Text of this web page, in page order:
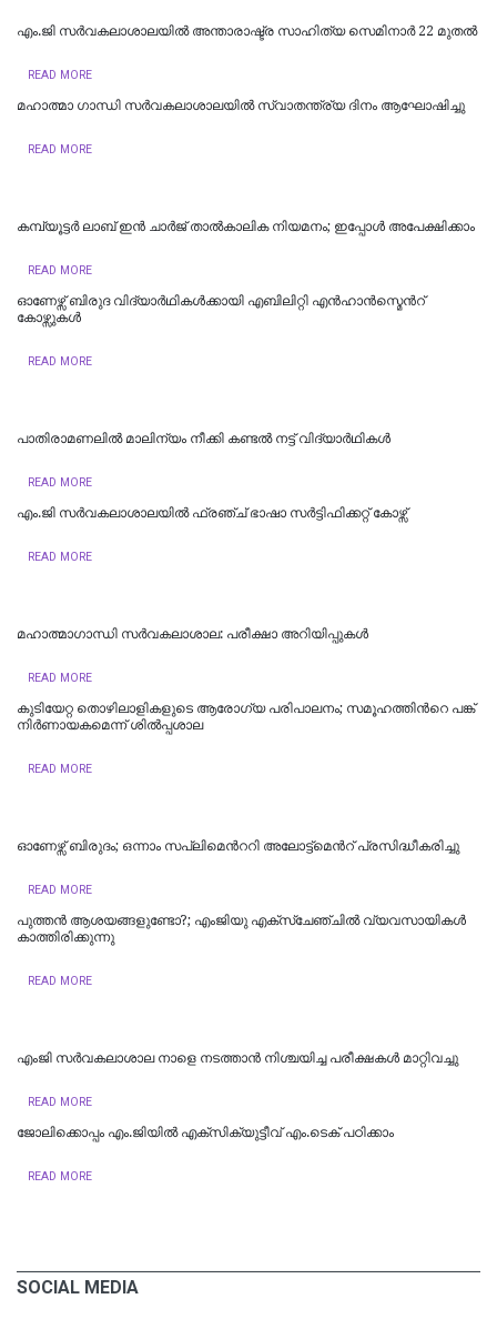
എം.ജി സര്‍വകലാശാലയില്‍ അന്താരാഷ്ട്ര സാഹിത്യ സെമിനാര്‍ 22 മുതല്‍
READ MORE
മഹാത്മാ ഗാന്ധി സര്‍വകലാശാലയില്‍ സ്വാതന്ത്ര്യ ദിനം ആഘോഷിച്ചു
READ MORE
കമ്പ്യൂട്ടര്‍ ലാബ് ഇന്‍ ചാര്‍ജ് താല്‍കാലിക നിയമനം; ഇപ്പോള്‍ അപേക്ഷിക്കാം
READ MORE
ഓണേഴ്സ് ബിരുദ വിദ്യാര്‍ഥികള്‍ക്കായി എബിലിറ്റി എന്‍ഹാന്‍സ്മെന്‍റ്
കോഴ്സുകള്‍
READ MORE
പാതിരാമണലില്‍ മാലിന്യം നീക്കി കണ്ടല്‍ നട്ട് വിദ്യാര്‍ഥികള്‍
READ MORE
എം.ജി സര്‍വകലാശാലയില്‍ ഫ്രഞ്ച് ഭാഷാ സര്‍ട്ടിഫിക്കറ്റ് കോഴ്സ്
READ MORE
മഹാത്മാഗാന്ധി സർവകലാശാല: പരീക്ഷാ അറിയിപ്പുകൾ
READ MORE
കുടിയേറ്റ തൊഴിലാളികളുടെ ആരോഗ്യ പരിപാലനം; സമൂഹത്തിന്‍റെ പങ്ക്
നിര്‍ണായകമെന്ന് ശില്‍പ്പശാല
READ MORE
ഓണേഴ്സ് ബിരുദം; ഒന്നാം സപ്ലിമെന്‍ററി അലോട്ട്മെന്‍റ് പ്രസിദ്ധീകരിച്ചു
READ MORE
പുത്തന്‍ ആശയങ്ങളുണ്ടോ?; എംജിയു എക്സ്ചേഞ്ചില്‍ വ്യവസായികള്‍
കാത്തിരിക്കുന്നു
READ MORE
എംജി സർവകലാശാല നാളെ നടത്താൻ നിശ്ചയിച്ച പരീക്ഷകൾ മാറ്റിവച്ചു
READ MORE
ജോലിക്കൊപ്പം എം.ജിയില്‍ എക്സിക്യുട്ടീവ് എം.ടെക് പഠിക്കാം
READ MORE
SOCIAL MEDIA